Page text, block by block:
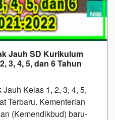
Jauh SD Kurikulum
3, 4, 5, dan 6 Tahun
Kelas 1, 2, 3, 4, 5,
Terbaru. Kementerian
(Kemendikbud) baru-